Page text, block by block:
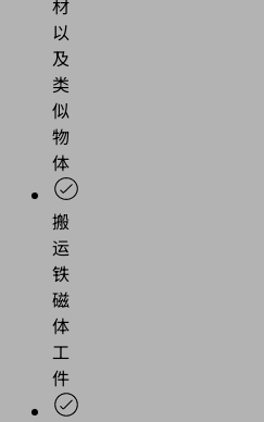
以
及
类
似
物
体
搬
运
铁
磁
体
工
件